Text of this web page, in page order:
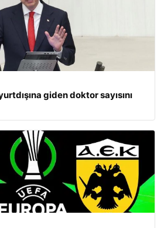
giden doktor sayısını